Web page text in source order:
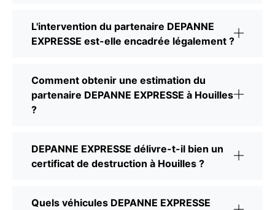
L'intervention du partenaire DEPANNE
EXPRESSE est-elle encadrée légalement ?
Comment obtenir une estimation du
partenaire DEPANNE EXPRESSE à Houilles
?
DEPANNE EXPRESSE délivre-t-il bien un
certificat de destruction à Houilles ?
Quels véhicules DEPANNE EXPRESSE